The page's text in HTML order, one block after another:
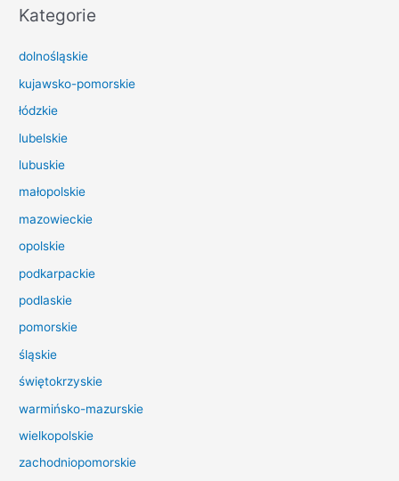
k
j
d
l
Kategorie
dolnośląskie
kujawsko-pomorskie
łódzkie
lubelskie
lubuskie
małopolskie
mazowieckie
opolskie
podkarpackie
podlaskie
pomorskie
śląskie
świętokrzyskie
warmińsko-mazurskie
wielkopolskie
zachodniopomorskie